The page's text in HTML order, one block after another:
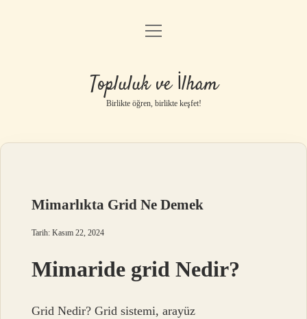
Anasayfa
Gizlilik Politikası
Yasal Uyarı
menüyü
Topluluk ve İlham
Birlikte öğren, birlikte keşfet!
Mimarlıkta Grid Ne Demek
Tarih: Kasım 22, 2024
Mimaride grid Nedir?
Grid Nedir? Grid sistemi, arayüz